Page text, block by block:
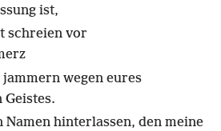
ist,
schreien vor
wegen eures
Geistes.
hinterlassen, den meine